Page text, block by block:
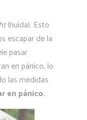
(huida). Esto
escapar de la
pasar
en pánico, lo
las medidas
en pánico.